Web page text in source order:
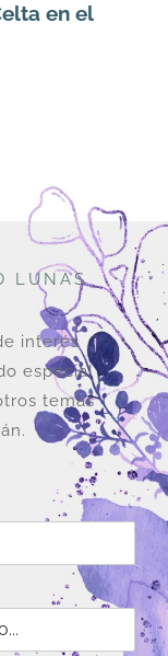
en el
LUNAS
interés
especial
temas